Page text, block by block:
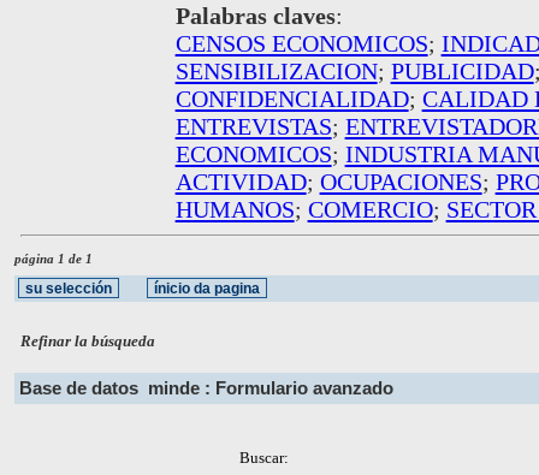
Palabras claves:
CENSOS ECONOMICOS;
SENSIBILIZACION; PUBLICIDAD
CONFIDENCIALIDAD; CALIDAD
ENTREVISTAS;
ECONOMICOS; INDUSTRIA
ACTIVIDAD; OCUPACIONES;
HUMANOS; COMERCIO;
página 1 de 1
Refinar la búsqueda
Base de datos minde : Formulario avanzado
Buscar: